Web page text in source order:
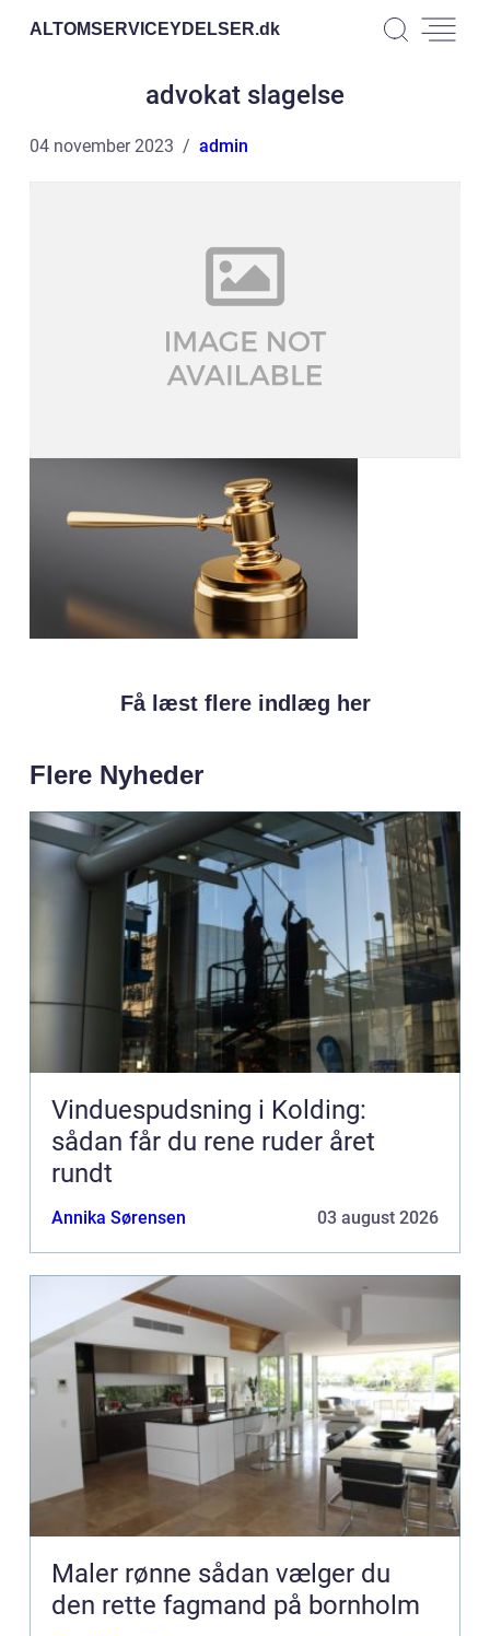
ALTOMSERVICEYDELSER.dk
advokat slagelse
04 november 2023 admin
Få læst flere indlæg her
Flere Nyheder
Vinduespudsning i Kolding:
sådan får du rene ruder året
rundt
Annika Sørensen 03 august 2026
Maler rønne sådan vælger du
den rette fagmand på bornholm